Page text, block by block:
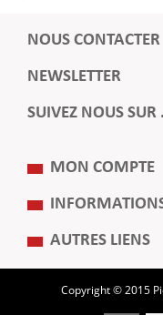
NOUS CONTACTER
NEWSLETTER
SUIVEZ NOUS SUR
MON COMPTE
AUTRES LIENS
Copyright © 2015